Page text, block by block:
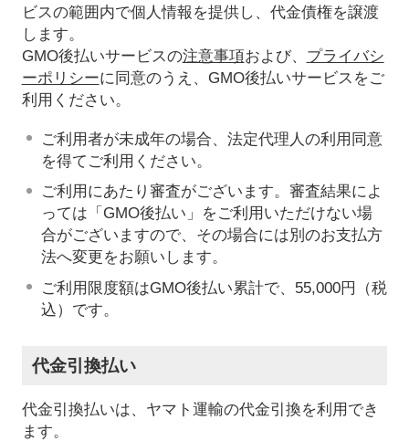
ビスの範囲内で個人情報を提供し、代金債権を譲渡
します。
GMO後払いサービスの注意事項および、 プライバシ
ーポリシーに同意のうえ、GMO後払いサービスをご
利用ください。
ご利用者が未成年の場合、法定代理人の利用同意
を得てご利用ください。
ご利用にあたり審査がございます。審査結果によ
っては「GMO後払い」をご利用いただけない場
合がございますので、その場合には別のお支払方
法へ変更をお願いします。
ご利用限度額はGMO後払い累計で、55,000円（税
込）です。
代金引換払い
代金引換払いは、ヤマト運輸の代金引換を利用でき
ます。